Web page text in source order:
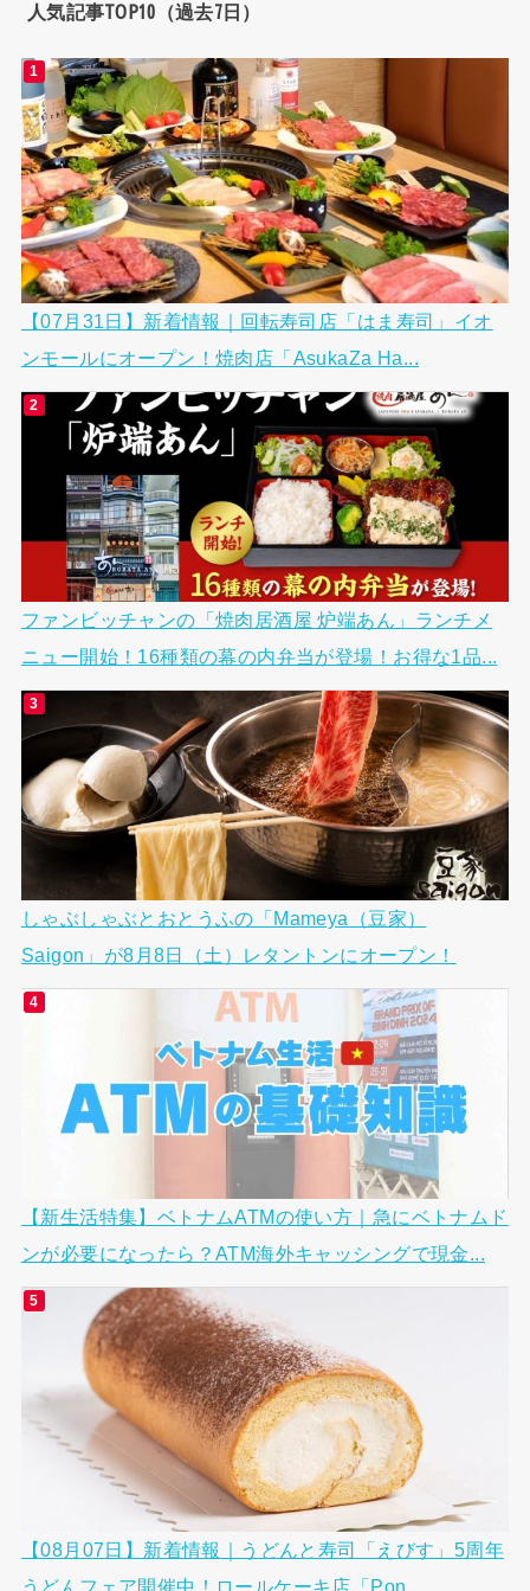
人気記事TOP10（過去7日）
【07月31日】新着情報｜回転寿司店「はま寿司」イオ
ンモールにオープン！焼肉店「AsukaZa Ha...
ファンビッチャンの「焼肉居酒屋 炉端あん」ランチメ
ニュー開始！16種類の幕の内弁当が登場！お得な1品...
しゃぶしゃぶとおとうふの「Mameya（豆家）
Saigon」が8月8日（土）レタントンにオープン！
【新生活特集】ベトナムATMの使い方｜急にベトナムド
ンが必要になったら？ATM海外キャッシングで現金...
【08月07日】新着情報｜うどんと寿司「えびす」5周年
うどんフェア開催中！ロールケーキ店「Pon...